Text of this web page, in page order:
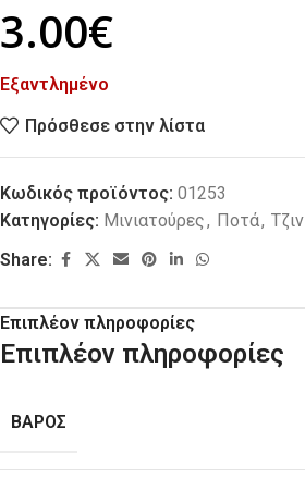
3.00€
Εξαντλημένο
Πρόσθεσε στην λίστα
Κωδικός προϊόντος: 01253
Κατηγορίες: Μινιατούρες, Ποτά, Τζιν
Share:
Επιπλέον πληροφορίες
Επιπλέον πληροφορίες
ΒΑΡΟΣ